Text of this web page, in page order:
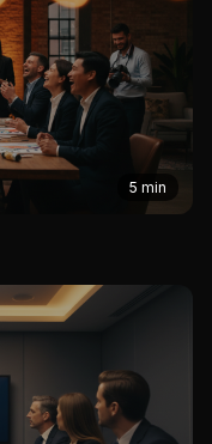
5 min